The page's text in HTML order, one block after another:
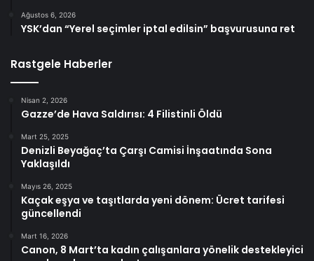
Ağustos 6, 2026
YSK’dan “Yerel seçimler iptal edilsin” başvurusuna ret
Rastgele Haberler
Nisan 2, 2026
Gazze’de Hava Saldırısı: 4 Filistinli Öldü
Mart 25, 2025
Denizli Beyağaç’ta Çarşı Camisi İnşaatında Sona
Yaklaşıldı
Mayıs 26, 2025
Kaçak eşya ve taşıtlarda yeni dönem: Ücret tarifesi
güncellendi
Mart 16, 2026
Canon, 8 Mart’ta kadın çalışanlara yönelik destekleyici